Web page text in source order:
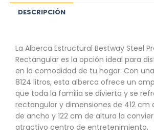
DESCRIPCIÓN
La Alberca Estructural Bestway Steel
Rectangular es la opción ideal para
en la comodidad de tu hogar. Con
8124 litros, esta alberca ofrece un
que toda la familia se divierta y se
rectangular y dimensiones de 412 cm
de ancho y 122 cm de altura la
atractivo centro de entretenimiento.